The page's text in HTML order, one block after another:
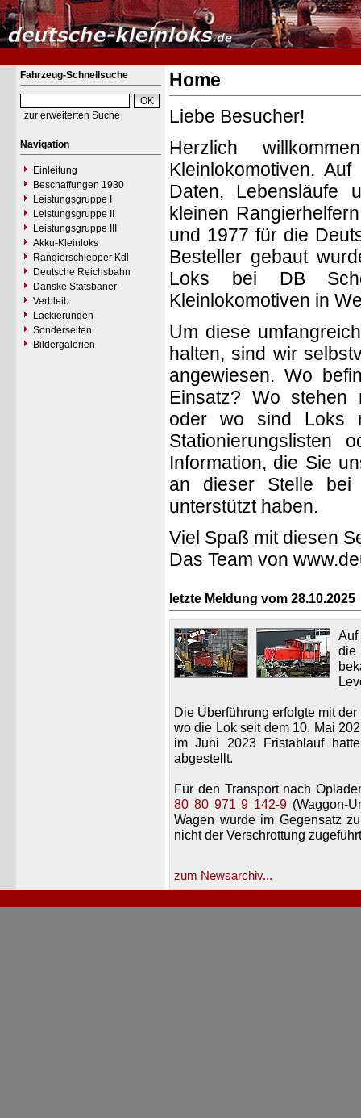
Fahrzeug-Schnellsuche
zur erweiterten Suche
Navigation
Einleitung
Beschaffungen 1930
Leistungsgruppe I
Leistungsgruppe II
Leistungsgruppe III
Akku-Kleinloks
Rangierschlepper Kdl
Deutsche Reichsbahn
Danske Statsbaner
Verbleib
Lackierungen
Sonderseiten
Bildergalerien
Home
Liebe Besucher!
Herzlich
Kleinlokomotiven.
Daten, Lebensläufe
kleinen
und 1977 für die
Besteller gebaut
Loks bei DB
Kleinlokomotiven in
Um diese
halten, sind wir
angewiesen. Wo
Einsatz? Wo stehen
oder wo sind Loks
Stationierungslisten
Information, die Sie
an dieser Stelle
unterstützt haben.
Viel Spaß mit diesen
Das Team von
letzte Meldung vom 28.10.2025
Die Überführung erfolgte mit
wo die Lok seit dem 10. Mai
im Juni 2023 Fristablauf
abgestellt.
Für den Transport nach
80 80 971 9 142-9 (Waggon-
Wagen wurde im Gegensatz
nicht der Verschrottung
zum Newsarchiv...